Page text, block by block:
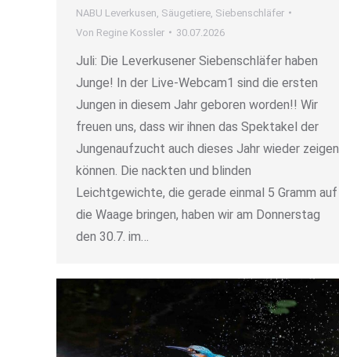
NABU Leverkusen Säugetiere Siebenschläfer
Von Regine Kossler 30.07.2026
Juli: Die Leverkusener Siebenschläfer haben
Junge! In der Live-Webcam1 sind die ersten
Jungen in diesem Jahr geboren worden!! Wir
freuen uns, dass wir ihnen das Spektakel der
Jungenaufzucht auch dieses Jahr wieder zeigen
können. Die nackten und blinden
Leichtgewichte, die gerade einmal 5 Gramm auf
die Waage bringen, haben wir am Donnerstag
den 30.7. im…